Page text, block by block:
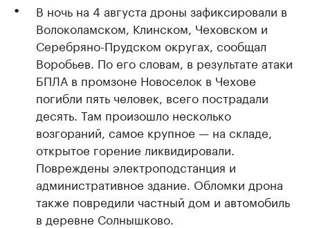
В ночь на 4 августа дроны зафиксировали в
Волоколамском, Клинском, Чеховском и
Серебряно-Прудском округах, сообщал
Воробьев. По его словам, в результате атаки
БПЛА в промзоне Новоселок в Чехове
погибли пять человек, всего пострадали
десять. Там произошло несколько
возгораний, самое крупное — на складе,
открытое горение ликвидировали.
Повреждены электроподстанция и
административное здание. Обломки дрона
также повредили частный дом и автомобиль
в деревне Солнышково.